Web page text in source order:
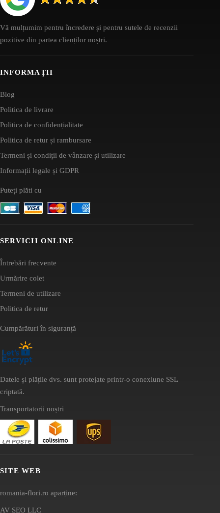
Vă mulțumim pentru încredere și pentru sutele de recenzii
pozitive din partea clienților noștri.
INFORMAȚII
Blog
Politica de livrare
Politica de confidențialitate
Politica de retur și rambursare
Termeni și condiții de vânzare și utilizare
Informații legale și GDPR
Puteți plăti cu
SERVICII ONLINE
Întrebări frecvente
Urmărire colet
Termeni de utilizare
Politica de retur
Cumpărături în siguranță
Datele și plățile dvs. sunt protejate printr-o conexiune SSL
criptată.
Transportatorii noștri
SITE WEB
romania-flori.ro aparține:
AV SEO LLC